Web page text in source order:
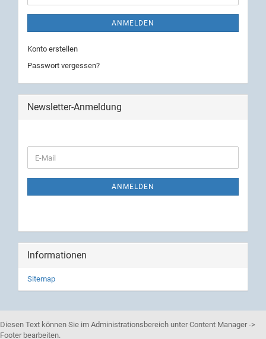
ANMELDEN
Konto erstellen
Passwort vergessen?
Newsletter-Anmeldung
ANMELDEN
Informationen
Sitemap
Diesen Text können Sie im Administrationsbereich unter Content Manager ->
Footer bearbeiten.